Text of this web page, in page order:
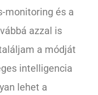
monitoring és a
azzal is
a módját
intelligencia
lehet a